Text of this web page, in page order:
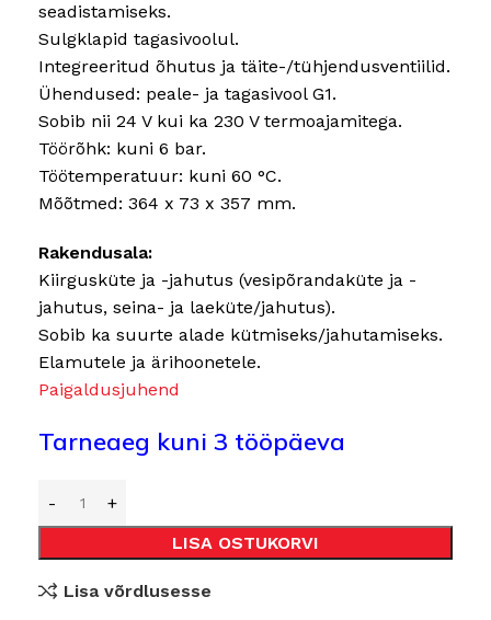
seadistamiseks.
Sulgklapid tagasivoolul.
Integreeritud õhutus ja täite-/tühjendusventiilid.
Ühendused: peale- ja tagasivool G1.
Sobib nii 24 V kui ka 230 V termoajamitega.
Töörõhk: kuni 6 bar.
Töötemperatuur: kuni 60 °C.
Mõõtmed: 364 x 73 x 357 mm.
Rakendusala:
Kiirgusküte ja -jahutus (vesipõrandaküte ja -
jahutus, seina- ja laeküte/jahutus).
Sobib ka suurte alade kütmiseks/jahutamiseks.
Elamutele ja ärihoonetele.
Paigaldusjuhend
Tarneaeg kuni 3 tööpäeva
LISA OSTUKORVI
Lisa võrdlusesse